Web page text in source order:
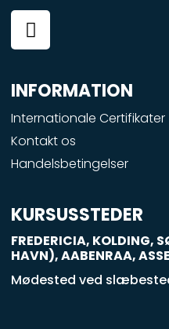
F
a
c
e
b
o
o
k
-
q
u
a
r
INFORMATION
Internationale Certifikater
Kontakt os
Handelsbetingelser
KURSUSSTEDER
FREDERICIA, KOLDING,
HAVN), AABENRAA,
Mødested ved